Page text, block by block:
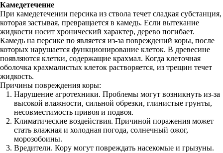
Камедетечение
При камедетечении персика из ствола течет сладкая субстанция,
которая застывая, превращается в камедь. Если вытекание
жидкости носит хронический характер, дерево погибает.
Камедь на персике по является из-за повреждений коры, после
которых нарушается функционирование клеток. В древесине
появляются клетки, содержащие крахмал. Когда клеточная
оболочка крахмалистых клеток растворяется, из трещин течет
жидкость.
Причины повреждения коры:
Нарушение агротехники. Проблемы могут возникнуть из-за
высокой влажности, сильной обрезки, глинистые грунты,
несовместимость привоя и подвоя.
Климатические воздействия. Причиной поражения может
стать влажная и холодная погода, солнечный ожог,
морозобоины.
Вредители. Кору могут повреждать насекомые и грызуны.